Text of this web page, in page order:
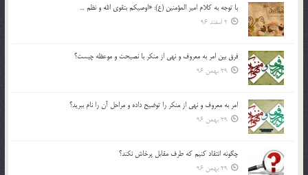
با توجه به كلام امير المؤمنين (ع): «اوصيكم بتقوي الله و نظم …
2 اسفند 96
فرق بين امر به معروف و نهي از منكر با نصيحت و موعظه چيست؟
29 بهمن 96
امر به معروف و نهي از منكر را توضيح داده و مراحل آن را نام ببريد؟
29 بهمن 96
چگونه انتقاد كنيم كه طرف مقابل پرخاش نكند؟
29 بهمن 96